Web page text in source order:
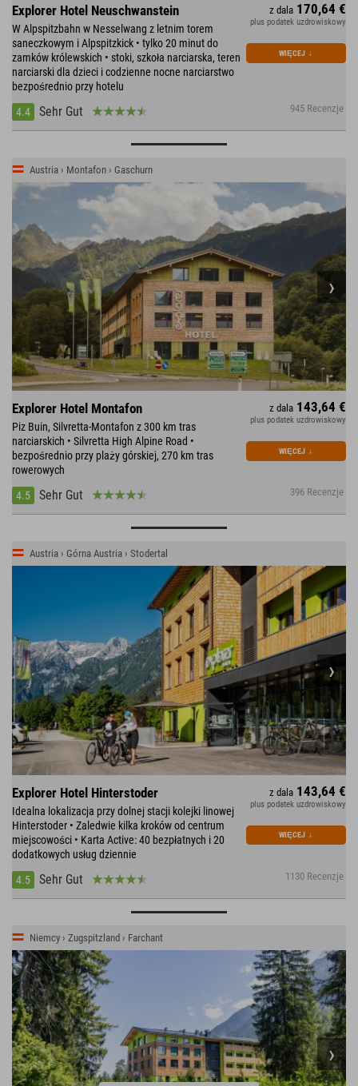
Explorer Hotel Neuschwanstein
W Alpspitzbahn w Nesselwang z letnim torem
saneczkowym i Alpspitzkick • tylko 20 minut do
zamków królewskich • stoki, szkoła narciarska, teren
narciarski dla dzieci i codzienne nocne narciarstwo
bezpośrednio przy hotelu
4.4
Sehr Gut 945 Recenzje
z dala 170,64 €
plus podatek uzdrowiskowy
WIĘCEJ ↓
Austria › Montafon › Gaschurn
Explorer Hotel Montafon
Piz Buin, Silvretta-Montafon z 300 km tras
narciarskich • Silvretta High Alpine Road •
bezpośrednio przy plaży górskiej, 270 km tras
rowerowych
4.5
Sehr Gut 396 Recenzje
z dala 143,64 €
plus podatek uzdrowiskowy
WIĘCEJ ↓
Austria › Górna Austria › Stodertal
Explorer Hotel Hinterstoder
Idealna lokalizacja przy dolnej stacji kolejki linowej
Hinterstoder • Zaledwie kilka kroków od centrum
miejscowości • Karta Active: 40 bezpłatnych i 20
dodatkowych usług dziennie
4.5
Sehr Gut 1130 Recenzje
z dala 143,64 €
plus podatek uzdrowiskowy
WIĘCEJ ↓
Niemcy › Zugspitzland › Farchant